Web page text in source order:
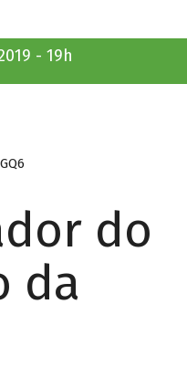
- 19h
do
da